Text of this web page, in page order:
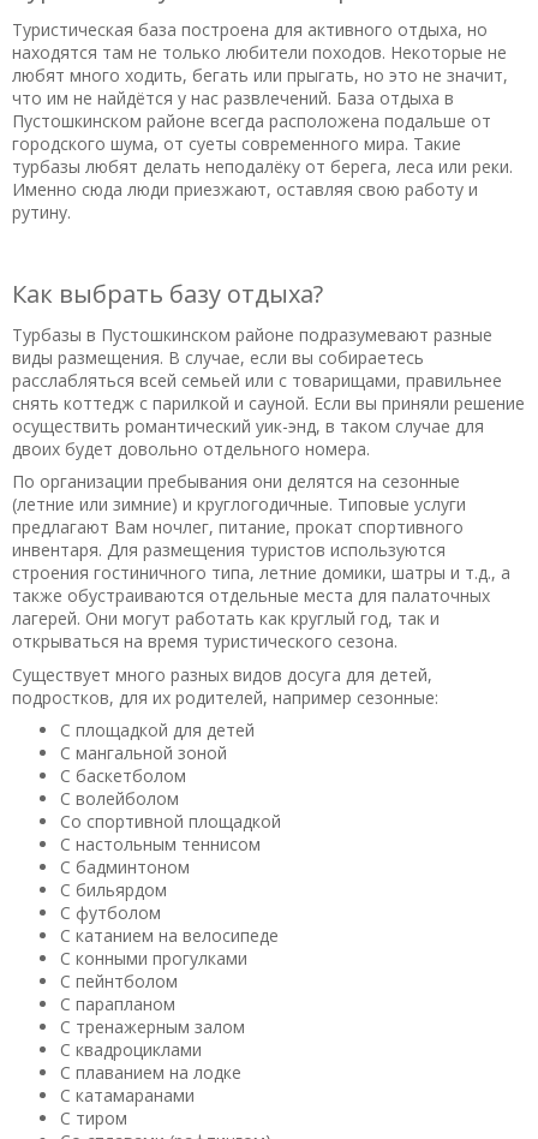
первый раз. Все очень понравилось!!!Даже плохая погода
не испортила настроения отпуска. Проживали в большом
корпусе, чисто, аккуратно!! Питались и в кафе, и в
столовой, цены замечательно доступные и очень вкусно!!
Катались на лодке, ловили рыбу, чистый воздух, никаких
пьяных громких гуляний!!! Все, что нужно для спокойного
отдыха. Советую съездить, главное заранее на сайте
заказать места и оставить предоплату. Все честно, без
Иларий о База отдыха «Алоль»
20.02.2020 в 15:48
Были в прошлом году и ,вновь, приехали в
'Алоль'.Великолепный лес:сухой,чистый,смоляной
аромат,черника,земляника,можжевельник,мох...Жили на
втором этаже коттеджа.Замечательно-из окна вид на
бор,а ягода прямо у порога!!!Побывали в Пушкинских
горах,Тригорском,Петровском,Михайловском. В
Псков,Изборск ездили в прошлом году.Красивейшая р.
Великая и озёра с чистой,мягкой и светлой водой.
Объездили всю округу.Незабываемая природа.Сотни
фотографий и массу впечатлений получили от поездки!
Всем спасибо.До будущего года!!! Людмила и Михаил.
Полезный отзыв? Да(0) Нет (0)
10
Анис о База отдыха «Алоль»
02.11.2019 в 11:43
Поставить бы автоматы с водой и интернет побыстрее.
Хороший лес, озеро и тишина. Комфортный коттедж.
Отлично отдохнули. Накупались и нагулялись.
Полезный отзыв? Да(0) Нет(0)
Сарвил о База отдыха «Алоль»
16.10.2019 в 00:57
ненавязчивость и демократизм персонала, прекрасная
природа, удобное расположение (от Москвы в пределах 6-7
часов) посетил эти места после 30-летнего перерыва,
Туристическая база построена для активного отдыха, но
находятся там не только любители походов. Некоторые не
любят много ходить, бегать или прыгать, но это не значит,
что им не найдётся у нас развлечений. База отдыха в
Пустошкинском районе всегда расположена подальше от
городского шума, от суеты современного мира. Такие
турбазы любят делать неподалёку от берега, леса или реки.
Именно сюда люди приезжают, оставляя свою работу и
рутину.
Как выбрать базу отдыха?
Турбазы в Пустошкинском районе подразумевают разные
виды размещения. В случае, если вы собираетесь
расслабляться всей семьей или с товарищами, правильнее
снять коттедж с парилкой и сауной. Если вы приняли решение
осуществить романтический уик-энд, в таком случае для
двоих будет довольно отдельного номера.
По организации пребывания они делятся на сезонные
(летние или зимние) и круглогодичные. Типовые услуги
предлагают Вам ночлег, питание, прокат спортивного
инвентаря. Для размещения туристов используются
строения гостиничного типа, летние домики, шатры и т.д., а
также обустраиваются отдельные места для палаточных
лагерей. Они могут работать как круглый год, так и
открываться на время туристического сезона.
Существует много разных видов досуга для детей,
подростков, для их родителей, например сезонные:
С площадкой для детей
С мангальной зоной
С баскетболом
С волейболом
Со спортивной площадкой
С настольным теннисом
С бадминтоном
С бильярдом
С футболом
С катанием на велосипеде
С конными прогулками
С пейнтболом
С парапланом
С тренажерным залом
С квадроциклами
С плаванием на лодке
С катамаранами
С тиром